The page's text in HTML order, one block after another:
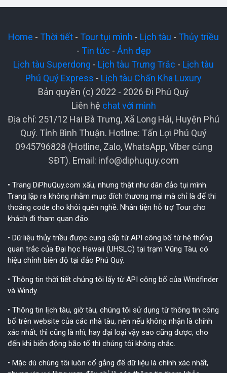
Home - Thời tiết - Tour tụi mình - Lịch tàu - Thủy triều
- Tin tức - Ảnh đẹp
Lịch tàu Superdong - Lịch tàu Trưng Trắc - Lịch tàu
Phú Quý Express - Lịch tàu Chấn Kha Luxury
Bản quyền (c) 2022 - 2026 Đi Phú Quý
Liên hệ chat với mình
Địa chỉ: 251/12 Hai Bà Trưng, Xã Long Hải, Huyện Phú
Quý. Tỉnh Bình Thuận. Hotline: Tấn Lợi Phú Quý
0945796828 (Hotline, Zalo, WhatsApp, Viber cùng
SĐT). Email: info@diphuquy.com
• Trang DiPhuQuy.com xấu, nhưng thật như dân đảo tụi mình.
Trang lập ra không nhằm mục đích thương mại mà chỉ là để thi
thoảng code cho khỏi quên nghề. Nhân tiện hỗ trợ Tour cho
khách đi tham quan đảo.
• Dữ liệu thủy triều được cung cấp từ API công bố từ hệ thống
quan trắc của Đại học Hawaii (UHSLC) tại trạm Vũng Tàu, có
hiệu chỉnh biên độ tại đảo Phú Quý.
• Thông tin thời tiết chúng tôi lấy từ API công bố của Windfinder
và Windy.
• Thông tin lịch tàu, giờ tàu, chúng tôi sử dụng từ thông tin công
bố trên website của các nhà tàu, nên nếu không nhận là chính
xác nhất, thì cũng là nhì, hay đại loại vậy sao cũng được, cho
đến khi biển động bão tố thì chúng tôi không chắc.
• Mặc dù chúng tôi luôn cố gắng để dữ liệu là chính xác nhất,